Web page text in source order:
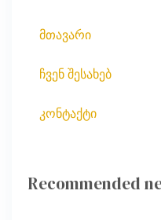
მთავარი
ჩვენ შესახებ
კონტაქტი
Recommended